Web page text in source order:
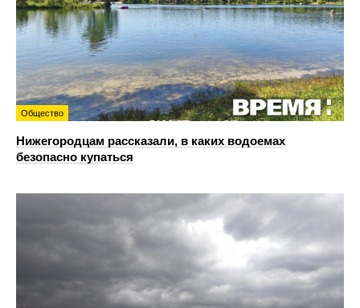
Общество
Нижегородцам рассказали, в каких водоемах
безопасно купаться